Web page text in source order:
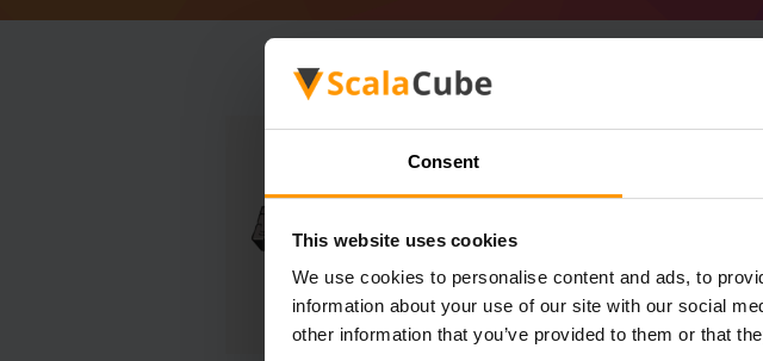
Consent
This website uses cookies
We use cookies to personalise content and ads, to
information about your use of our site with our social
other information that you’ve provided to them or that